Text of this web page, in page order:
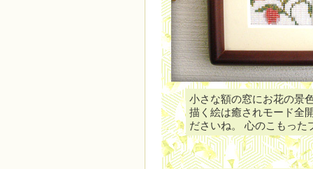
小さな額の窓にお花の景
描く絵は癒されモード全
ださいね。 心のこもった